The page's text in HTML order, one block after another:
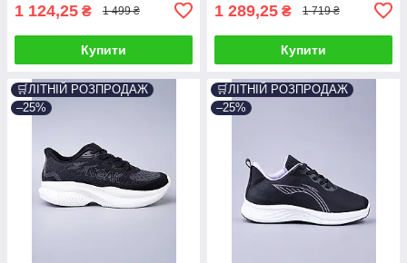
1 124,25 ₴ 1 499 ₴
Купити
1 289,25 ₴ 1 719 ₴
Купити
🛒ЛІТНІЙ РОЗПРОДАЖ
–25%
🛒ЛІТНІЙ РОЗПРОДАЖ
–25%